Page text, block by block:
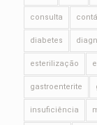
consulta
diabetes
esterilização
gastroenterite
insuficiência